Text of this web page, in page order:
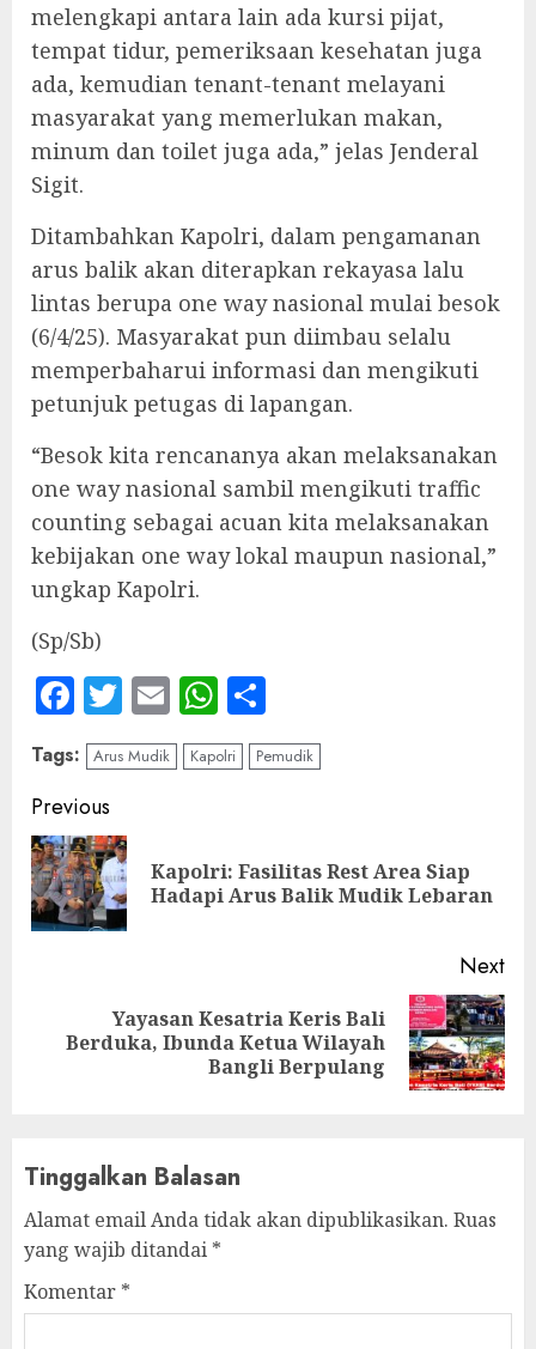
melengkapi antara lain ada kursi pijat,
tempat tidur, pemeriksaan kesehatan juga
ada, kemudian tenant-tenant melayani
masyarakat yang memerlukan makan,
minum dan toilet juga ada,” jelas Jenderal
Sigit.
Ditambahkan Kapolri, dalam pengamanan
arus balik akan diterapkan rekayasa lalu
lintas berupa one way nasional mulai besok
(6/4/25). Masyarakat pun diimbau selalu
memperbaharui informasi dan mengikuti
petunjuk petugas di lapangan.
“Besok kita rencananya akan melaksanakan
one way nasional sambil mengikuti traffic
counting sebagai acuan kita melaksanakan
kebijakan one way lokal maupun nasional,”
ungkap Kapolri.
(Sp/Sb)
Facebook
Twitter
EmailWhatsApp
Tags: Arus Mudik Kapolri Pemudik
Continue
Reading
Previous
Kapolri: Fasilitas Rest Area Siap
Hadapi Arus Balik Mudik Lebaran
Next
Next
Yayasan Kesatria Keris Bali
Berduka, Ibunda Ketua Wilayah
Bangli Berpulang
Tinggalkan Balasan
Alamat email Anda tidak akan dipublikasikan. Ruas
yang wajib ditandai *
Komentar *